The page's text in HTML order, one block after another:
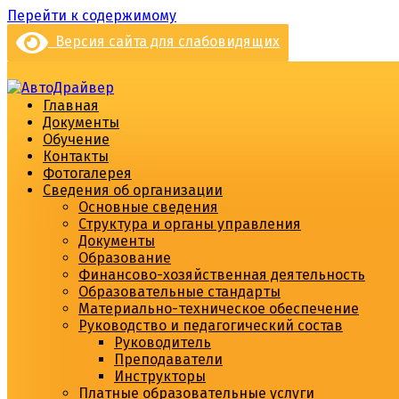
Перейти к содержимому
Версия сайта для слабовидящих
Главная
Документы
Обучение
Контакты
Фотогалерея
Сведения об организации
Основные сведения
Структура и органы управления
Документы
Образование
Финансово-хозяйственная деятельность
Образовательные стандарты
Материально-техническое обеспечение
Руководство и педагогический состав
Руководитель
Преподаватели
Инструкторы
Платные образовательные услуги